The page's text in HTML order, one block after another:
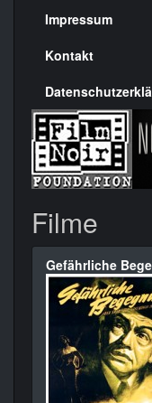
Seite
Impressum
Kontakt
Filme
Gefährliche